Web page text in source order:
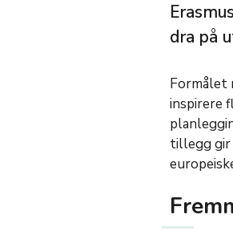
dra på
Formålet
inspirere
tillegg gir